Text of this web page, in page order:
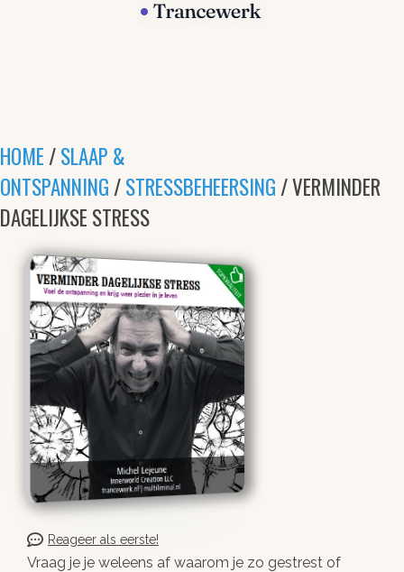
HOME/SLAAP &
ONTSPANNING/STRESSBEHEERSING/ VERMINDER
DAGELIJKSE STRESS
Reageer als eerste!
Vraag je je weleens af waarom je zo gestrest of